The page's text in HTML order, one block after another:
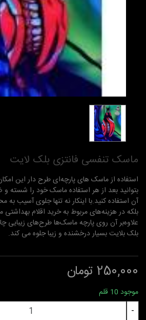
ماسک تنفسی فانتزی بلک لایت
استفاده از ماسک های پارچه‌ای طرح دار این
بتوانید بعد از هر استفاده ماسک خود را شسته
آن استفاده کنید.با اینکار نه تنها جلوی آسیب
بلکه در هزینه‌های مربوط به خرید اقلام
علاوه‌بر آن روی پارچه ماسک‌ها طرح‌های زیبایی
بلک بلایت بسیار درخشنده و زیبا جلوه می کند.
250,000 تومان
موجود 10 قلم
-